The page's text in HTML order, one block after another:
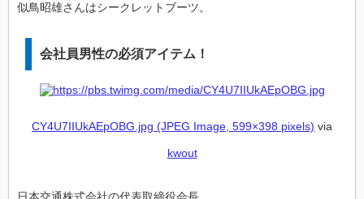
似鳥昭雄さんはシークレットブーツ。
会社員男性の必須アイテム！
CY4U7IIUkAEpOBG.jpg (JPEG Image, 599×398 pixels) via
kwout
日本交通株式会社の代表取締役会長。